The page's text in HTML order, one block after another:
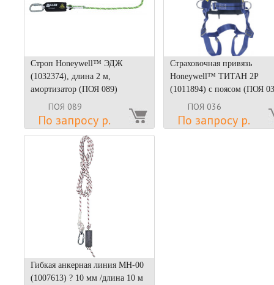
Строп Honeywell™ ЭДЖ
(1032374), длина 2 м,
амортизатор (ПОЯ 089)
ПОЯ 089
По запросу р.
Страховочная привязь
Honeywell™ ТИТАН 2Р
(1011894) с поясом (ПОЯ
ПОЯ 036
По запросу р.
Гибкая анкерная линия МН-00
(1007613) ? 10 мм /длина 10 м